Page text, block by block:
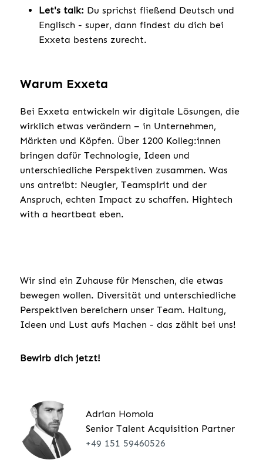
Let's talk: Du sprichst fließend Deutsch und
Englisch - super, dann findest du dich bei
Exxeta bestens zurecht.
Warum Exxeta
Bei Exxeta entwickeln wir digitale Lösungen, die
wirklich etwas verändern – in Unternehmen,
Märkten und Köpfen. Über 1200 Kolleg:innen
bringen dafür Technologie, Ideen und
unterschiedliche Perspektiven zusammen. Was
uns antreibt: Neugier, Teamspirit und der
Anspruch, echten Impact zu schaffen. Hightech
with a heartbeat eben.
Wir sind ein Zuhause für Menschen, die etwas
bewegen wollen. Diversität und unterschiedliche
Perspektiven bereichern unser Team. Haltung,
Ideen und Lust aufs Machen - das zählt bei uns!
Bewirb dich jetzt!
Adrian Homola
Senior Talent Acquisition Partner
+49 151 59460526